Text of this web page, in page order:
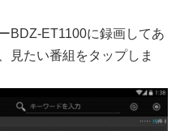
BDZ-ET1100に録画してあ
見たい番組をタップしま